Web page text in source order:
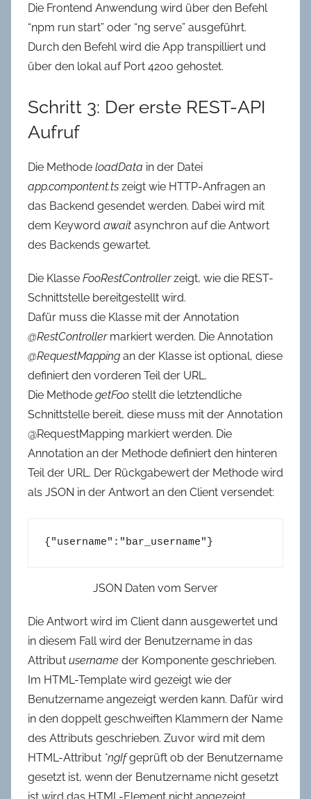
Die Frontend Anwendung wird über den Befehl
“npm run start” oder “ng serve” ausgeführt.
Durch den Befehl wird die App transpilliert und
über den lokal auf Port 4200 gehostet.
Schritt 3: Der erste REST-API
Aufruf
Die Methode loadData in der Datei
app.compontent.ts zeigt wie HTTP-Anfragen an
das Backend gesendet werden. Dabei wird mit
dem Keyword await asynchron auf die Antwort
des Backends gewartet.
Die Klasse FooRestControllerzeigt, wie die REST-
Schnittstelle bereitgestellt wird.
Dafür muss die Klasse mit der Annotation
@RestControllermarkiert werden. Die Annotation
@RequestMapping an der Klasse ist optional, diese
definiert den vorderen Teil der URL.
Die Methode getFoo stellt die letztendliche
Schnittstelle bereit, diese muss mit der Annotation
@RequestMapping markiert werden. Die
Annotation an der Methode definiert den hinteren
Teil der URL. Der Rückgabewert der Methode wird
als JSON in der Antwort an den Client versendet:
{"username":"bar_username"}
JSON Daten vom Server
Die Antwort wird im Client dann ausgewertet und
in diesem Fall wird der Benutzername in das
Attribut username der Komponente geschrieben.
Im HTML-Template wird gezeigt wie der
Benutzername angezeigt werden kann. Dafür wird
in den doppelt geschweiften Klammern der Name
des Attributs geschrieben. Zuvor wird mit dem
HTML-Attribut *ngIfgeprüft ob der Benutzername
gesetzt ist, wenn der Benutzername nicht gesetzt
ist wird das HTML-Element nicht angezeigt.